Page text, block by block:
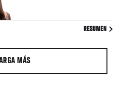
RESUMEN
MÁS